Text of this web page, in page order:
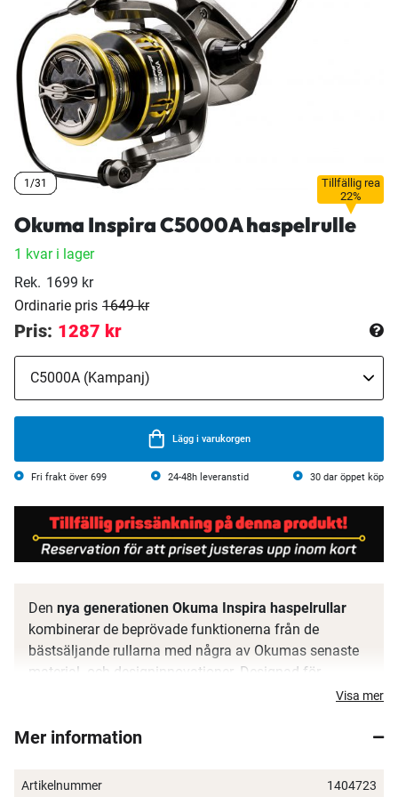
Tillfällig rea
22%
1/31
1/31
1/31
1/31
Okuma Inspira C5000A haspelrulle
1 kvar i lager
Rek. 1699 kr
Ordinarie pris 1649 kr
Pris: 1287 kr
Lägg i varukorgen
Fri frakt över 699 24-48h leveranstid 30 dar öppet köp
Den nya generationen Okuma Inspira haspelrullar
kombinerar de beprövade funktionerna från de
bästsäljande rullarna med några av Okumas senaste
material- och designinnovationer. Designad för
sitt flerskiviga kolfiberbroms-system. Den uppdaterade
smidig men kraftfull invevning, kompletterad med
Visa mer
Mer information
Artikelnummer 1404723